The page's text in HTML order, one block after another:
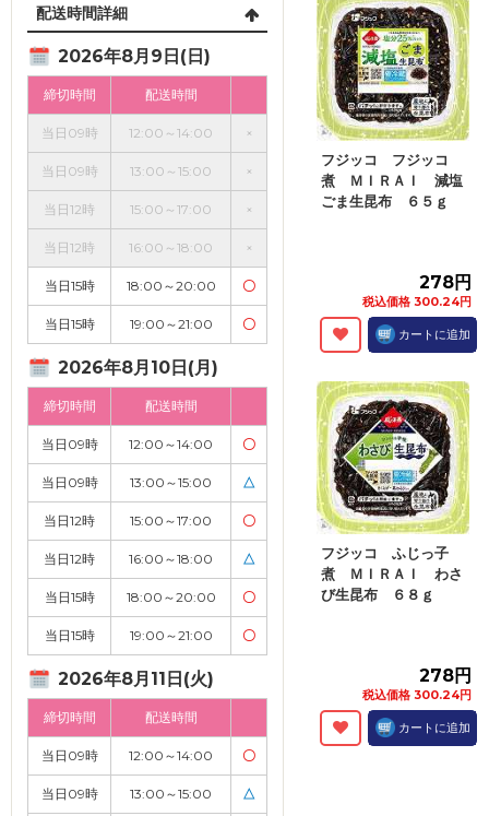
配送時間詳細
2026年8月9日(日)
締切時間 配送時間
当日09時 12:00～14:00 ×
当日09時 13:00～15:00 ×
当日12時 15:00～17:00 ×
当日12時 16:00～18:00 ×
当日15時 18:00～20:00 〇
当日15時 19:00～21:00 〇
2026年8月10日(月)
締切時間 配送時間
当日09時 12:00～14:00 〇
当日09時 13:00～15:00 △
当日12時 15:00～17:00 〇
当日12時 16:00～18:00 △
当日15時 18:00～20:00 〇
当日15時 19:00～21:00 〇
2026年8月11日(火)
締切時間 配送時間
当日09時 12:00～14:00 〇
当日09時 13:00～15:00 △
フジッコ フジッコ
煮 ＭＩＲＡＩ 減塩
ごま生昆布 ６５ｇ
278円
税込価格 300.24円
カートに追加
フジッコ ふじっ子
煮 ＭＩＲＡＩ わさ
び生昆布 ６８ｇ
278円
税込価格 300.24円
カートに追加